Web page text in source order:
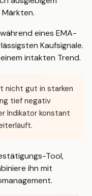
eines EMA-
Kaufsignale.
intakten Trend.
nicht gut in starken
tief negativ
Indikator konstant
Tool,
ihn mit